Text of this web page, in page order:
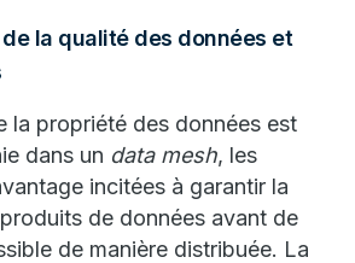
la qualité des données et
la propriété des données est
dans un data mesh, les
incitées à garantir la
de données avant de
de manière distribuée. La